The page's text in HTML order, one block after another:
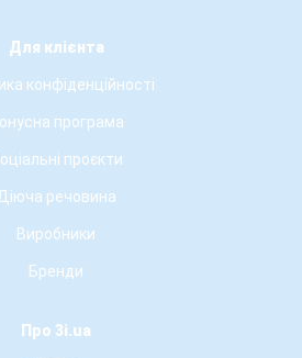
Для клієнта
конфіденційності
програма
проєкти
Діюча речовина
Виробники
Бренди
Про 3i.ua